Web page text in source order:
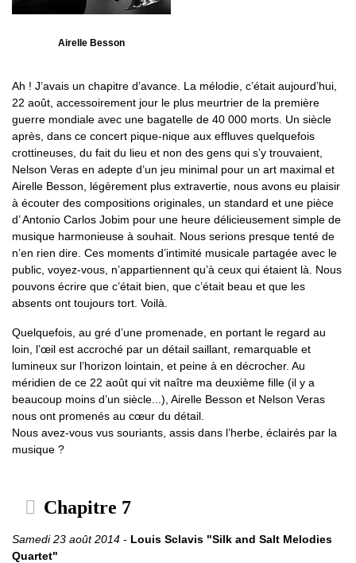
Airelle Besson
Ah ! J’avais un chapitre d’avance. La mélodie, c’était aujourd’hui,
22 août, accessoirement jour le plus meurtrier de la première
guerre mondiale avec une bagatelle de 40 000 morts. Un siècle
après, dans ce concert pique-nique aux effluves quelquefois
crottineuses, du fait du lieu et non des gens qui s’y trouvaient,
Nelson Veras en adepte d’un jeu minimal pour un art maximal et
Airelle Besson, légèrement plus extravertie, nous avons eu plaisir
à écouter des compositions originales, un standard et une pièce
d’ Antonio Carlos Jobim pour une heure délicieusement simple de
musique harmonieuse à souhait. Nous serions presque tenté de
n’en rien dire. Ces moments d’intimité musicale partagée avec le
public, voyez-vous, n’appartiennent qu’à ceux qui étaient là. Nous
pouvons écrire que c’était bien, que c’était beau et que les
absents ont toujours tort. Voilà.
Quelquefois, au gré d’une promenade, en portant le regard au
loin, l’œil est accroché par un détail saillant, remarquable et
lumineux sur l’horizon lointain, et peine à en décrocher. Au
méridien de ce 22 août qui vit naître ma deuxième fille (il y a
beaucoup moins d’un siècle...), Airelle Besson et Nelson Veras
nous ont promenés au cœur du détail.
Nous avez-vous vus souriants, assis dans l’herbe, éclairés par la
musique ?
Chapitre 7
Samedi 23 août 2014 - Louis Sclavis "Silk and Salt Melodies
Quartet"